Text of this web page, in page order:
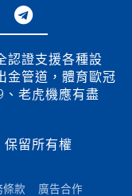
e
l
e
g
r
m
認證支援各種設
金管道，體育歐冠
老虎機應有盡
留所有權
條款
廣告合作